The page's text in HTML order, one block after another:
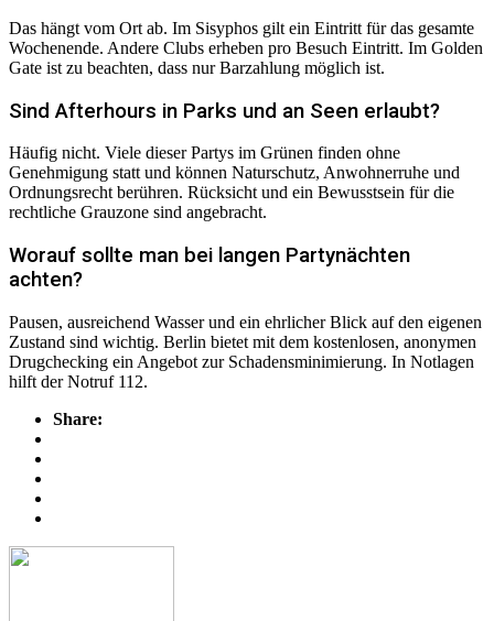
Das hängt vom Ort ab. Im Sisyphos gilt ein Eintritt für das gesamte
Wochenende. Andere Clubs erheben pro Besuch Eintritt. Im Golden
Gate ist zu beachten, dass nur Barzahlung möglich ist.
Sind Afterhours in Parks und an Seen erlaubt?
Häufig nicht. Viele dieser Partys im Grünen finden ohne
Genehmigung statt und können Naturschutz, Anwohnerruhe und
Ordnungsrecht berühren. Rücksicht und ein Bewusstsein für die
rechtliche Grauzone sind angebracht.
Worauf sollte man bei langen Partynächten
achten?
Pausen, ausreichend Wasser und ein ehrlicher Blick auf den eigenen
Zustand sind wichtig. Berlin bietet mit dem kostenlosen, anonymen
Drugchecking ein Angebot zur Schadensminimierung. In Notlagen
hilft der Notruf 112.
Share: